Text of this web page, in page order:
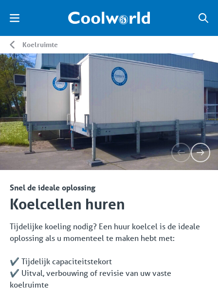
Koelruimte
Snel de ideale oplossing
Koelcellen huren
Tijdelijke koeling nodig? Een huur koelcel is de ideale
oplossing als u momenteel te maken hebt met:
✔️ Tijdelijk capaciteitstekort
✔️ Uitval, verbouwing of revisie van uw vaste
koelruimte